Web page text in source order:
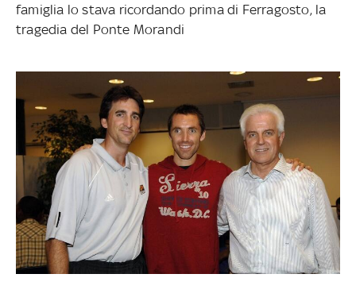
famiglia lo stava ricordando prima di Ferragosto, la
tragedia del Ponte Morandi